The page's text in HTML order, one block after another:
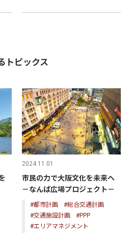
トピックス
2024.11.01
市民の力で大阪文化を未来へ
－なんば広場プロジェクト－
#都市計画
#総合交通計画
#交通施設計画
#PPP
#エリアマネジメント